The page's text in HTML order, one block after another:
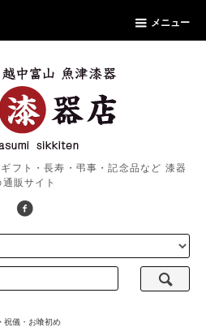
メニュー
フト・長寿・弔事・記念品など 漆器
通販サイト
祝儀・お喰初め